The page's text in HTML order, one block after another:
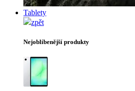
Tablety
zpět
Nejoblíbenější produkty